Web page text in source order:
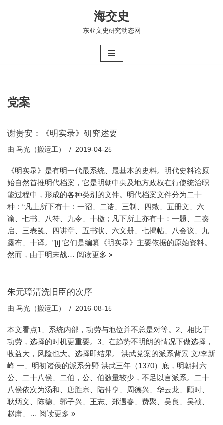
海交史
东亚文史研究动态网
党案
谢贵安：《明实录》研究述要
由 马光（搬运工） 2019-04-25
《明实录》是有明一代最系统、最基本的史料。明代史料论原
始自然首推明代档案，它是明朝中央及地方政权在行使统治职
能过程中，形成的各种类别的文件。明代档案文件分为二十
种：“凡上所下有十：一诏、二诰、三制、四敕、五册文、六
谕、七书、八符、九令、十檄；凡下所上亦有十：一题、二奏
启、三表笺、四讲章、五书状、六文册、七揭帖、八会议、九
露布、十译。”[i] 它们是编纂《明实录》主要依据的原始资料。
然而，由于明末战… 阅读更多 »
朱元璋清洗旧臣的次序
由 马光（搬运工） 2016-08-15
本文看点1、系统内部，功劳与地位并不总是对等。2、相比于
功劳，选择的时机更重要。3、在趋势不明朗的情况下做选择，
收益大，风险也大。选择即结果。 洪武党案的派系背景 文/李新
峰 一、明初诸侯的派系分野 洪武三年（1370）底，明朝封六
公、二十八侯、二伯，公、伯数量较少，不足以言派系。二十
八侯依次为汤和、唐胜宗、陆仲亨、周德兴、华云龙、顾时、
耿炳文、陈德、郭子兴、王志、郑遇春、费聚、吴良、吴祯、
赵庸、… 阅读更多 »